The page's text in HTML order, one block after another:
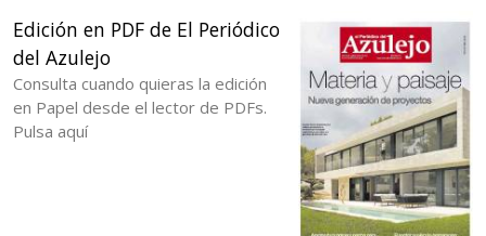
Edición en PDF de El Periódico
del Azulejo
Consulta cuando quieras la edición
en Papel desde el lector de PDFs.
Pulsa aquí